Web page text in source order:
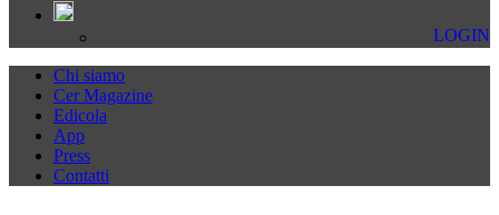
LOGIN
Chi siamo
Cer Magazine
Edicola
App
Press
Contatti